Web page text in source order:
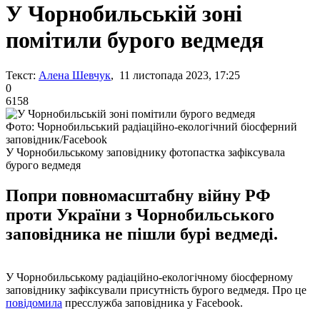
У Чорнобильській зоні
помітили бурого ведмедя
Текст: Алена Шевчук, 11 листопада 2023, 17:25
0
6158
Фото: Чорнобильський радіаційно-екологічний біосферний
заповідник/Facebook
У Чорнобильському заповіднику фотопастка зафіксувала
бурого ведмедя
Попри повномасштабну війну РФ
проти України з Чорнобильського
заповідника не пішли бурі ведмеді.
У Чорнобильському радіаційно-екологічному біосферному
заповіднику зафіксували присутність бурого ведмедя. Про це
повідомила пресслужба заповідника у Facebook.